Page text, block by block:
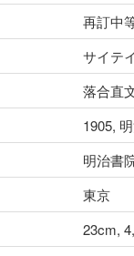
再訂中
サイテ
落合直
1905,
明治書
東京
23cm,